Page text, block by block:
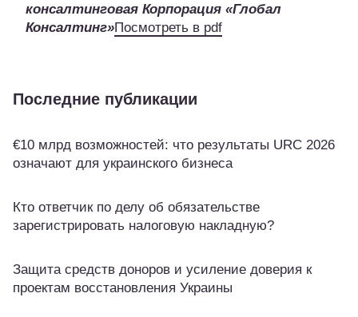
консалтинговая Корпорация «Глобал
Консалтинг»Посмотреть в pdf
Последние публикации
€10 млрд возможностей: что результаты URC 2026
означают для украинского бизнеса
Кто ответчик по делу об обязательстве
зарегистрировать налоговую накладную?
Защита средств доноров и усиление доверия к
проектам восстановления Украины